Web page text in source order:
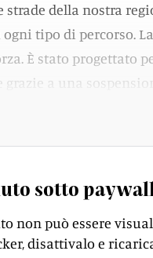
della nostra
tipo di percorso.
È stato progettato
a una
sotto paywall
non può essere
disattivalo e